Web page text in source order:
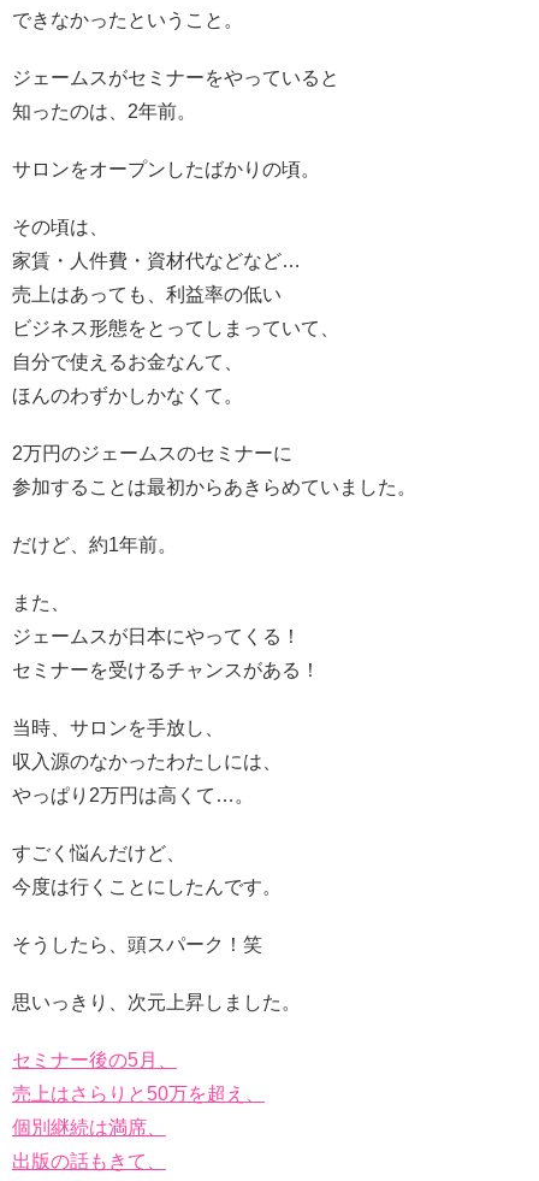
できなかったということ。
ジェームスがセミナーをやっていると
知ったのは、2年前。
サロンをオープンしたばかりの頃。
その頃は、
家賃・人件費・資材代などなど…
売上はあっても、利益率の低い
ビジネス形態をとってしまっていて、
自分で使えるお金なんて、
ほんのわずかしかなくて。
2万円のジェームスのセミナーに
参加することは最初からあきらめていました。
だけど、約1年前。
また、
ジェームスが日本にやってくる！
セミナーを受けるチャンスがある！
当時、サロンを手放し、
収入源のなかったわたしには、
やっぱり2万円は高くて…。
すごく悩んだけど、
今度は行くことにしたんです。
そうしたら、頭スパーク！笑
思いっきり、次元上昇しました。
セミナー後の5月、
売上はさらりと50万を超え、
個別継続は満席、
出版の話もきて、